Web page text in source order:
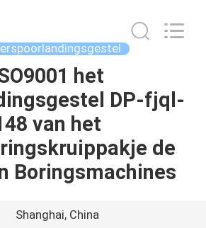
het
DP-fjql-
van het
de
Boringsmachines
Shanghai, China